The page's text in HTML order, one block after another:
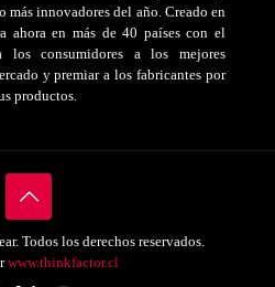
más innovadores del año. Creado en
ahora en más de 40 países con el
los consumidores a los mejores
y premiar a los fabricantes por
productos.
Todos los derechos reservados.
www.thinkfactor.cl